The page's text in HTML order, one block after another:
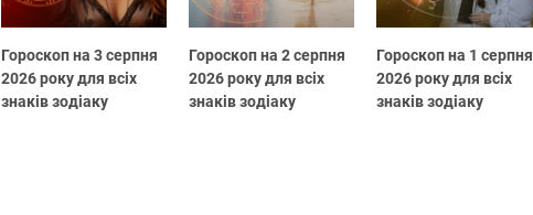
Гороскоп на 3 серпня
2026 року для всіх
знаків зодіаку
Гороскоп на 2 серпня
2026 року для всіх
знаків зодіаку
Гороскоп на 1 серпня
2026 року для всіх
знаків зодіаку